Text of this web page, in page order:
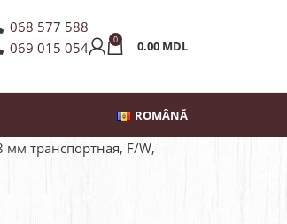
068 577 588
069 015 054
0 0.00 MDL
ROMÂNĂ
мм транспортная, F/W,